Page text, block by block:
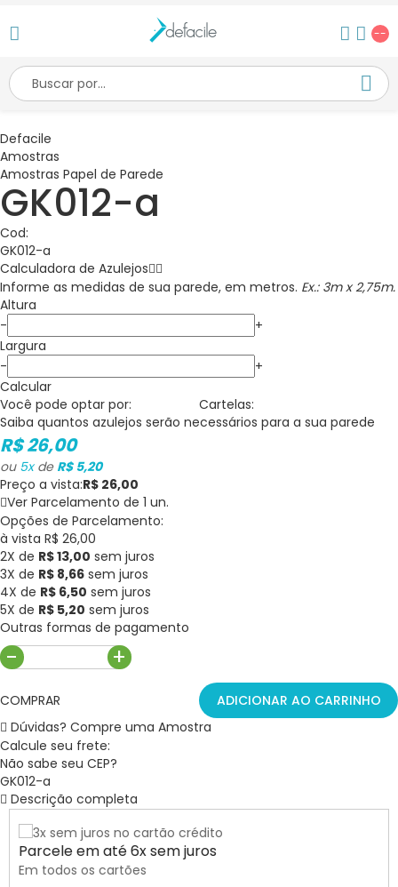
--
Defacile
Amostras
Amostras Papel de Parede
GK012-a
Cod:
GK012-a
Calculadora de Azulejos
Informe as medidas de sua parede, em metros. Ex.: 3m x 2,75m.
Altura
-
+
Largura
-
+
Calcular
Você pode optar por:
Cartelas:
Saiba quantos azulejos serão necessários para a sua parede
R$ 26,00
ou 5xde R$ 5,20
Preço a vista:R$ 26,00
Ver Parcelamento de 1 un.
Opções de Parcelamento:
à vista R$ 26,00
2X de R$ 13,00 sem juros
3X de R$ 8,66 sem juros
4X de R$ 6,50 sem juros
5X de R$ 5,20 sem juros
Outras formas de pagamento
- +
COMPRAR
ADICIONAR AO CARRINHO
Dúvidas? Compre uma Amostra
Calcule seu frete:
Não sabe seu CEP?
GK012-a
Descrição completa
Parcele em até 6x sem juros
Em todos os cartões